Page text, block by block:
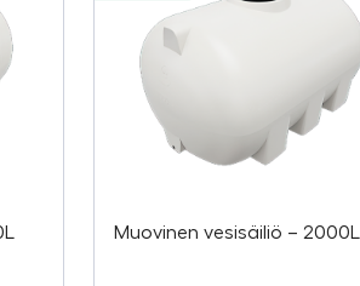
Muovinen vesisäiliö – 2000L